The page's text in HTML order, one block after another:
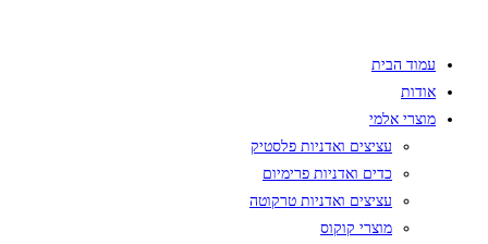
עמוד הבית
אודות
מוצרי אלמי
עציצים ואדניות פלסטיק
כדים ואדניות פרימיום
עציצים ואדניות טרקוטה
מוצרי קוקוס